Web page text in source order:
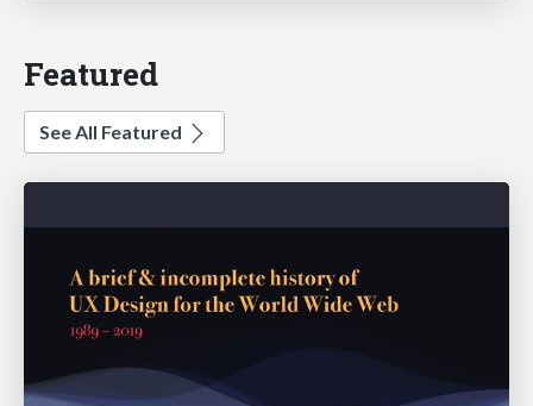
Featured
See All Featured